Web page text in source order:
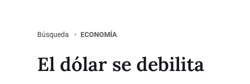
Búsqueda ECONOMÍA
El dólar se debilita